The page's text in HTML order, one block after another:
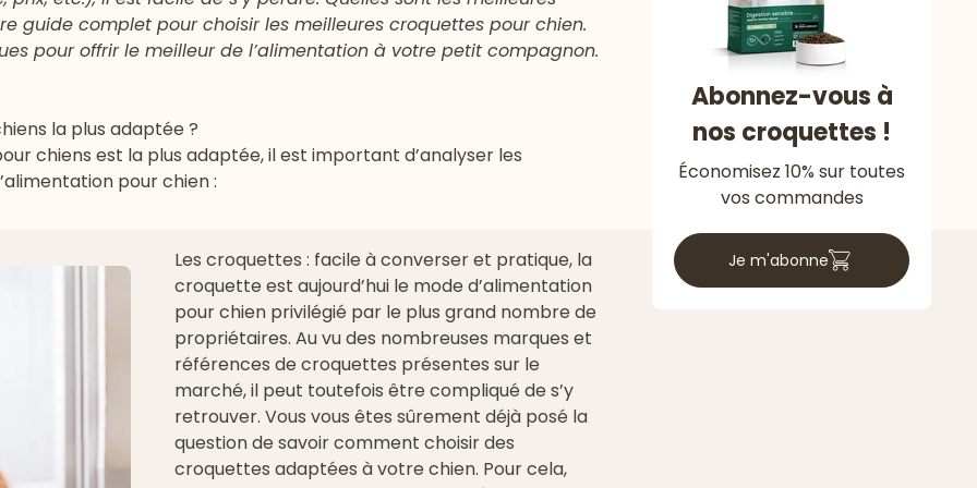
guide complet pour choisir les meilleures croquettes pour chien.
pour offrir le meilleur de l’alimentation à votre petit compagnon.
la plus adaptée ?
chiens est la plus adaptée, il est important d’analyser les
pour chien :
Les croquettes : facile à converser et pratique, la
croquette est aujourd’hui le mode d’alimentation
pour chien privilégié par le plus grand nombre de
propriétaires. Au vu des nombreuses marques et
références de croquettes présentes sur le
marché, il peut toutefois être compliqué de s’y
retrouver. Vous vous êtes sûrement déjà posé la
question de savoir comment choisir des
croquettes adaptées à votre chien. Pour cela,
Abonnez-vous à
nos croquettes !
Économisez 10% sur toutes
vos commandes
Je m'abonne